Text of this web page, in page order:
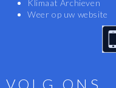
Klimaat Archieven
Weer op uw website
VOLG ONS